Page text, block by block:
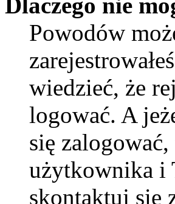
Dlaczego nie
Powodów
wiedzieć, że
logować. A
się
użytkownika i
skontaktuj się